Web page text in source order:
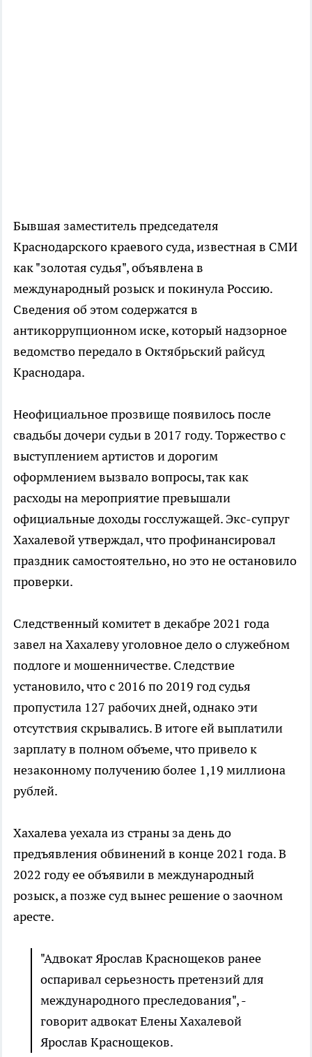
Бывшая заместитель председателя
Краснодарского краевого суда, известная в СМИ
как "золотая судья", объявлена в
международный розыск и покинула Россию.
Сведения об этом содержатся в
антикоррупционном иске, который надзорное
ведомство передало в Октябрьский райсуд
Краснодара.
Неофициальное прозвище появилось после
свадьбы дочери судьи в 2017 году. Торжество с
выступлением артистов и дорогим
оформлением вызвало вопросы, так как
расходы на мероприятие превышали
официальные доходы госслужащей. Экс-супруг
Хахалевой утверждал, что профинансировал
праздник самостоятельно, но это не остановило
проверки.
Следственный комитет в декабре 2021 года
завел на Хахалеву уголовное дело о служебном
подлоге и мошенничестве. Следствие
установило, что с 2016 по 2019 год судья
пропустила 127 рабочих дней, однако эти
отсутствия скрывались. В итоге ей выплатили
зарплату в полном объеме, что привело к
незаконному получению более 1,19 миллиона
рублей.
Хахалева уехала из страны за день до
предъявления обвинений в конце 2021 года. В
2022 году ее объявили в международный
розыск, а позже суд вынес решение о заочном
аресте.
"Адвокат Ярослав Краснощеков ранее
оспаривал серьезность претензий для
международного преследования", -
говорит адвокат Елены Хахалевой
Ярослав Краснощеков.